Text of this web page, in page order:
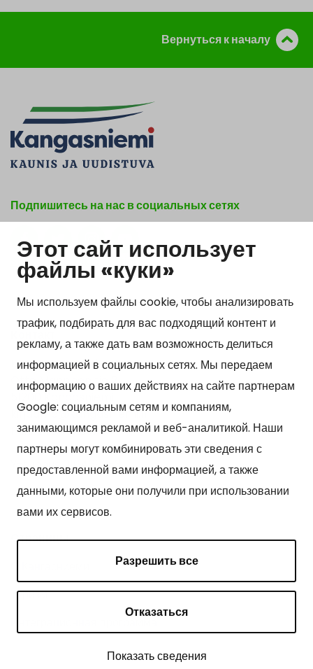
Этот сайт использует
файлы «куки»
Мы используем файлы cookie, чтобы анализировать
трафик, подбирать для вас подходящий контент и
рекламу, а также дать вам возможность делиться
информацией в социальных сетях. Мы передаем
информацию о ваших действиях на сайте партнерам
Google: социальным сетям и компаниям,
занимающимся рекламой и веб-аналитикой. Наши
партнеры могут комбинировать эти сведения с
предоставленной вами информацией, а также
данными, которые они получили при использовании
вами их сервисов.
Разрешить все
Отказаться
Показать сведения
Вернуться к началу
Подпишитесь на нас в социальных сетях
Show my cookie settings
Kangasniemen kunta
Otto Mannisen tie 2
51200 Kangasniemi
kirjaamo@kangasniemi.fi
Puh. 040 719 9370
Y-tunnus 0164690-3
Cтраницы
Туризм